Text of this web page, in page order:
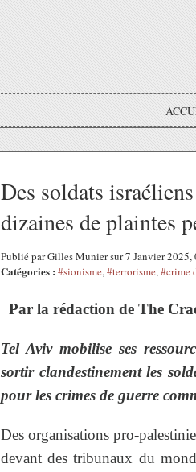
Des soldats
dizaines de plaintes
Publié par Gilles Munier sur 7 Janvier 2025,
Catégories : #sionisme,#terrorisme,#crime
Par la rédaction de The
Tel Aviv mobilise ses
sortir clandestinement les
pour les crimes de guerre
Des organisations pro-
devant des tribunaux du